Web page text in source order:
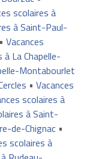
scolaires à
à Saint-Paul-
• Vacances
à La Chapelle-
Montabourlet
• Vacances
scolaires à
à Saint-
de-Chignac•
scolaires à